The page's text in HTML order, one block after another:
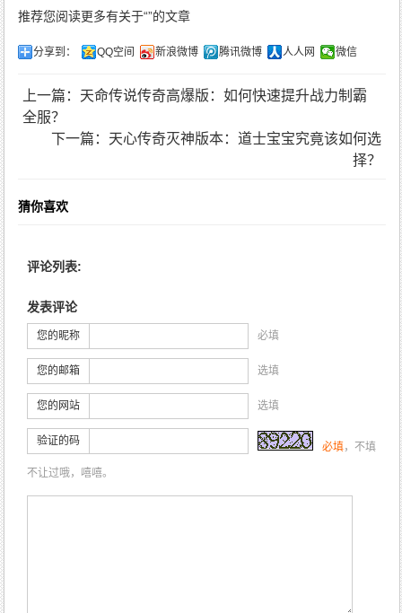
推荐您阅读更多有关于“”的文章
分享到： QQ空间 新浪微博 腾讯微博 人人网 微信
上一篇：天命传说传奇高爆版：如何快速提升战力制霸
全服？
下一篇：天心传奇灭神版本：道士宝宝究竟该如何选
择？
猜你喜欢
评论列表:
发表评论
您的昵称 必填
您的邮箱 选填
您的网站 选填
验证的码 必填，不填
不让过哦，嘻嘻。